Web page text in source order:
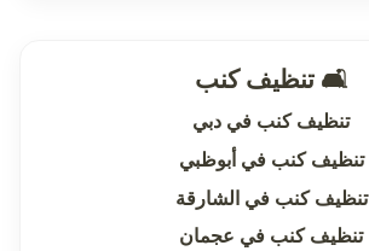
🛋 تنظيف كنب
تنظيف كنب في دبي
تنظيف كنب في أبوظبي
تنظيف كنب في الشارقة
تنظيف كنب في عجمان